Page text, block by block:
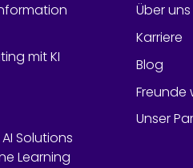
mit KI
Solutions
Learning
Über uns
Karriere
Blog
Freunde
Unser